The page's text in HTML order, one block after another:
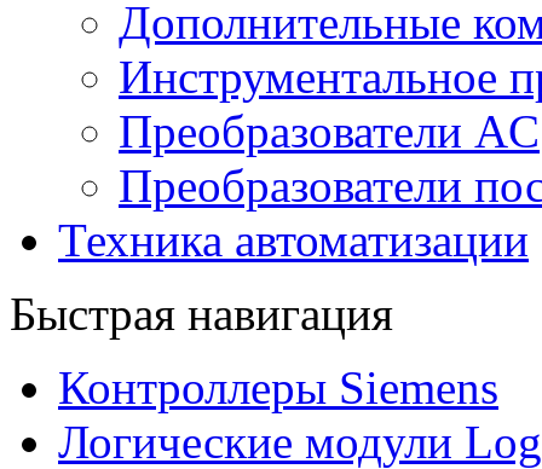
Дополнительные
Инструментальное
Преобразователи AC
Преобразователи
Техника автоматизации
Быстрая навигация
Контроллеры Siemens
Логические модули